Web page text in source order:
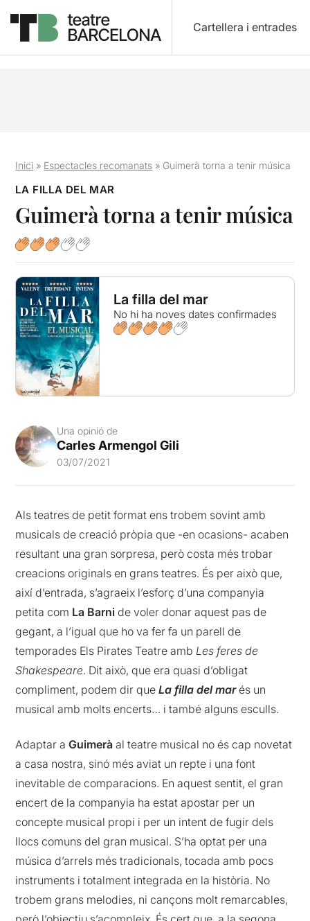
Cartellera i entrades
Inici » Espectacles recomanats » Guimerà torna a tenir música
LA FILLA DEL MAR
Guimerà torna a tenir música
La filla del mar
No hi ha noves dates confirmades
Una opinió de
Carles Armengol Gili
03/07/2021
Als teatres de petit format ens trobem sovint amb
musicals de creació pròpia que -en ocasions- acaben
resultant una gran sorpresa, però costa més trobar
creacions originals en grans teatres. És per això que,
així d’entrada, s’agraeix l’esforç d’una companyia
petita com La Barni de voler donar aquest pas de
gegant, a l’igual que ho va fer fa un parell de
temporades Els Pirates Teatre ambLes feres de
Shakespeare. Dit això, que era quasi d’obligat
compliment, podem dir queLa filla del mar és un
musical amb molts encerts… i també alguns esculls.
Adaptar aGuimerà al teatre musical no és cap novetat
a casa nostra, sinó més aviat un repte i una font
inevitable de comparacions. En aquest sentit, el gran
encert de la companyia ha estat apostar per un
concepte musical propi i per un intent de fugir dels
llocs comuns del gran musical. S’ha optat per una
música d’arrels més tradicionals, tocada amb pocs
instruments i totalment integrada en la història. No
trobem grans melodies, ni cançons molt remarcables,